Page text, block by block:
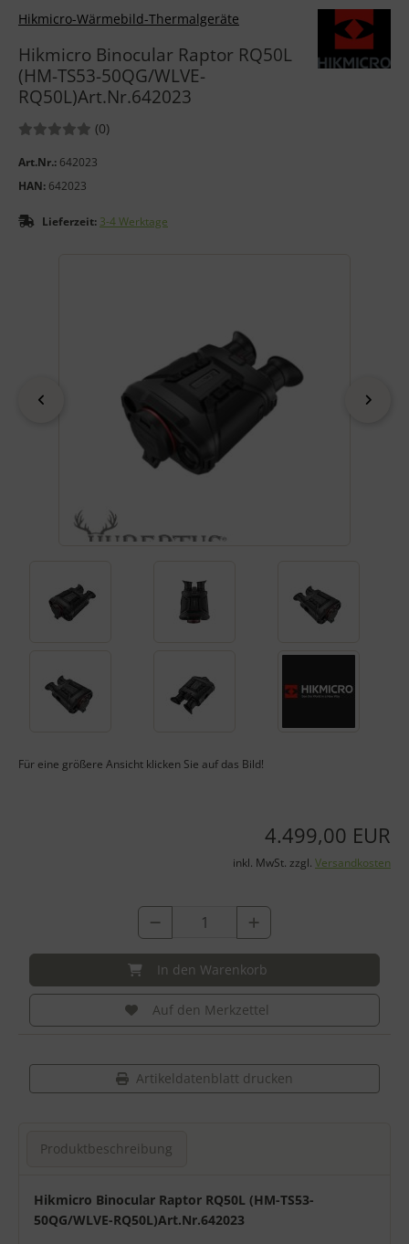
Hikmicro-Wärmebild-Thermalgeräte
Hikmicro Binocular Raptor RQ50L
(HM-TS53-50QG/WLVE-
RQ50L)Art.Nr.642023
Bewertungen:
(0Bewertungen
)
Art.Nr.: 642023
HAN: 642023
Lieferzeit: 3-4 Werktage
Für eine größere Ansicht klicken Sie auf das Bild!
4.499,00 EUR
inkl. MwSt. zzgl. Versandkosten
In den Warenkorb
Auf den Merkzettel
Artikeldatenblatt drucken
Produktbeschreibung
Produktbeschreibung
Hikmicro Binocular Raptor RQ50L (HM-TS53-
50QG/WLVE-RQ50L)Art.Nr.642023